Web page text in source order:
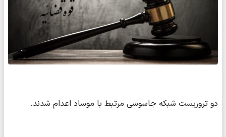
دو تروریست شبکه جاسوسی مرتبط با موساد اعدام شدند.